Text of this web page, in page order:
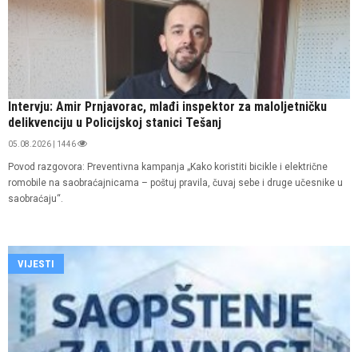
Intervju: Amir Prnjavorac, mlađi inspektor za maloljetničku
delikvenciju u Policijskoj stanici Tešanj
05.08.2026 | 1446
Povod razgovora: Preventivna kampanja „Kako koristiti bicikle i električne
romobile na saobraćajnicama – poštuj pravila, čuvaj sebe i druge učesnike u
saobraćaju“.
VIJESTI